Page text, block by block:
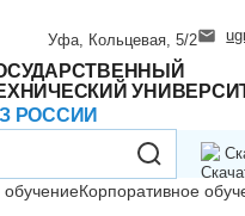
Уфа, Кольцевая, 5/2
РОССИИ
Корпоративное